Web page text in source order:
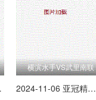
人
横滨水手VS武里南联
2024-11-06 亚冠精英联赛阶段 横滨水手VS武里南联